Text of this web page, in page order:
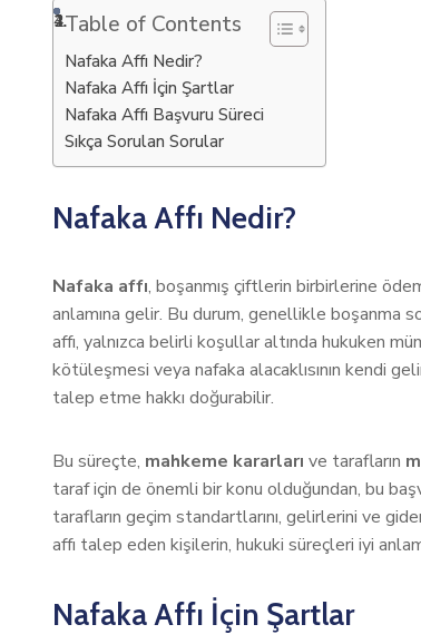
Table of Contents
Nafaka Affı Nedir?
Nafaka Affı İçin Şartlar
Nafaka Affı Başvuru Süreci
Sıkça Sorulan Sorular
Nafaka Affı Nedir?
Nafaka affı, boşanmış çiftlerin birbirlerine
anlamına gelir. Bu durum, genellikle boşanma
affı, yalnızca belirli koşullar altında hukuken
kötüleşmesi veya nafaka alacaklısının kendi
talep etme hakkı doğurabilir.
Bu süreçte, mahkeme kararları ve tarafların
taraf için de önemli bir konu olduğundan, bu
tarafların geçim standartlarını, gelirlerini ve
affı talep eden kişilerin, hukuki süreçleri iyi
Nafaka Affı İçin Şartlar